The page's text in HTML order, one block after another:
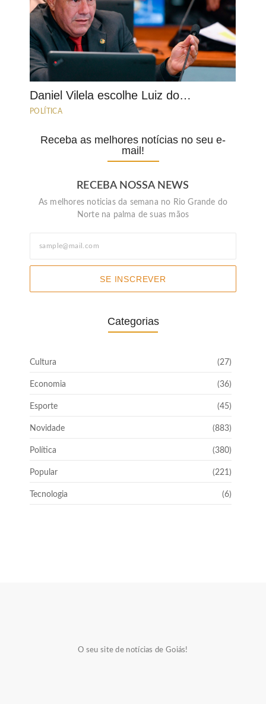
Daniel Vilela escolhe Luiz do…
POLÍTICA
Receba as melhores notícias no seu e-
mail!
RECEBA NOSSA NEWS
As melhores noticias da semana no Rio Grande do
Norte na palma de suas mãos
SE INSCREVER
Categorias
Cultura (27)
Economia (36)
Esporte (45)
Novidade (883)
Política (380)
Popular (221)
Tecnologia (6)
O seu site de notícias de Goiás!